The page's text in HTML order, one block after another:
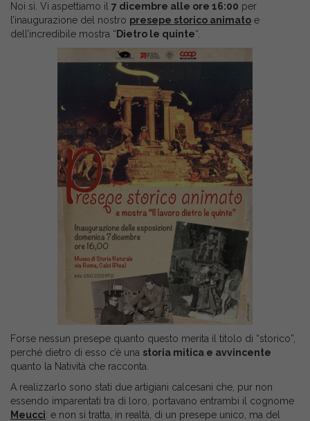
Noi sì. Vi aspettiamo il 7 dicembre alle ore 16:00 per
l’inaugurazione del nostro presepe storico animato e
dell’incredibile mostra “ Dietro le quinte“.
Forse nessun presepe quanto questo merita il titolo di “storico”,
perché dietro di esso c’è una storia mitica e avvincente
quanto la Natività che racconta.
A realizzarlo sono stati due artigiani calcesani che, pur non
essendo imparentati tra di loro, portavano entrambi il cognome
Meucci: e non si tratta, in realtà, di un presepe unico, ma del